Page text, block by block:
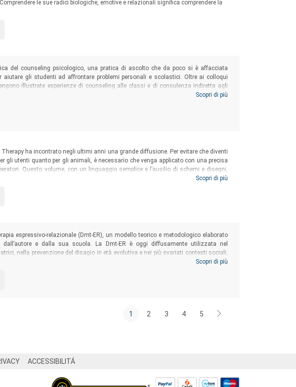
le sue radici biologiche, emotive e relazionali significa comprendere la
e amore
del counseling psicologico, una pratica di ascolto che da poco si è affacciata
aiutare gli studenti ad affrontare problemi personali e scolastici. Oltre ai colloqui
illustrate esperienze di counseling alle classi e di consulenza indiretta agli
insegnanti, psicologi e psicopedagogisti che lavorano con adolescenti nelle scuole
propria consapevolezza e competenza comunicativa e sviluppare la capacità di
ad affrontare le loro difficoltà.
Scopri di più
Therapy ha incontrato negli ultimi anni una grande diffusione. Per evitare che diventi
gli utenti quanto per gli animali, è necessario che venga applicato con una precisa
Questo volume, con un linguaggio semplice e l’ausilio di schemi e disegni,
del campo delle disabilità neuromotorie e sensoriali di approfondire l’applicazione
intervento riabilitativo, abilitativo e di mantenimento.
Scopri di più
espressivo-relazionale (Dmt-ER), un modello teorico e metodologico elaborato
dall’autore e dalla sua scuola. La Dmt-ER è oggi diffusamente utilizzata nel
nella prevenzione del disagio in età evolutiva e nei più svariati contesti sociali,
formazione e nello sviluppo delle risorse umane. Un contributo di Benoit Lesage
psico-corporee alla base della danzaterapia.
Scopri di più
danza
1 2 3 4 5
ACCESSIBILITÁ